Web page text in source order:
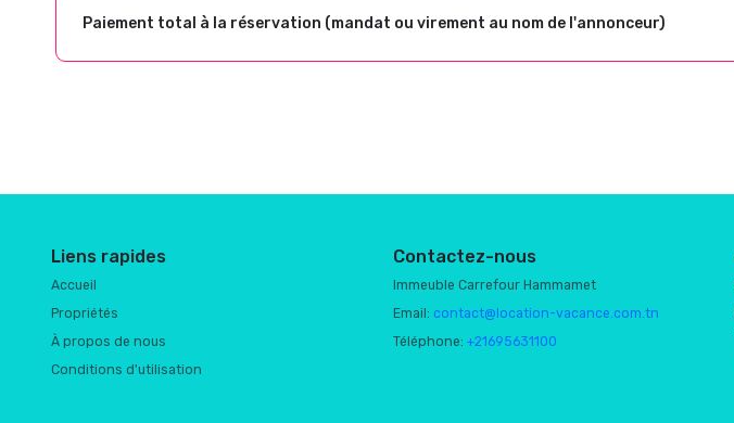
Paiement total à la réservation (mandat ou virement au nom de l'annonceur)
Liens rapides
Accueil
Propriétés
À propos de nous
Conditions d'utilisation
Contactez-nous
Immeuble Carrefour Hammamet
Email: contact@location-vacance.com.tn
Téléphone: +21695631100